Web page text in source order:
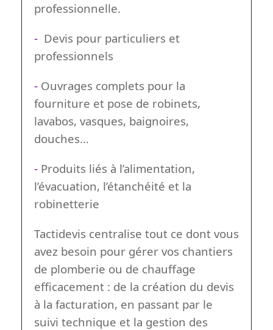
professionnelle.
- Devis pour particuliers et
professionnels
- Ouvrages complets pour la
fourniture et pose de robinets,
lavabos, vasques, baignoires,
douches…
- Produits liés à l’alimentation,
l’évacuation, l’étanchéité et la
robinetterie
Tactidevis centralise tout ce dont vous
avez besoin pour gérer vos chantiers
de plomberie ou de chauffage
efficacement : de la création du devis
à la facturation, en passant par le
suivi technique et la gestion des